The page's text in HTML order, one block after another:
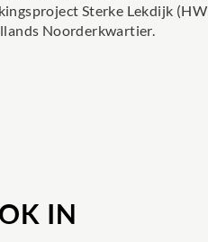
Sterke Lekdijk
Noorderkwartier.
IN